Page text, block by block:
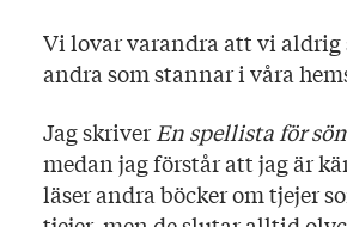
Vi lovar varandra att vi aldrig
andra som stannar i våra
Jag skriverEn spellista för
medan jag förstår att jag är
läser andra böcker om tjejer